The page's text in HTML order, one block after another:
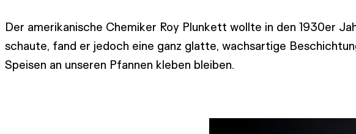
Der amerikanische Chemiker Roy Plunkett wollte in den 1930er
schaute, fand er jedoch eine ganz glatte, wachsartige
Speisen an unseren Pfannen kleben bleiben.